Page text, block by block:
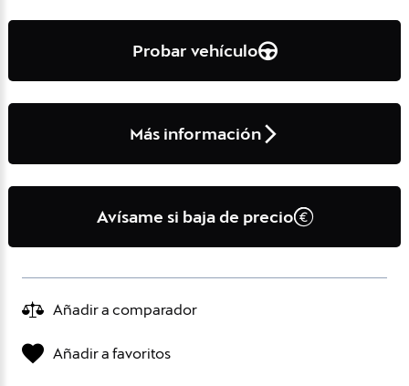
Probar vehículo
Más información
Avísame si baja de precio
Añadir a comparador
Añadir a favoritos